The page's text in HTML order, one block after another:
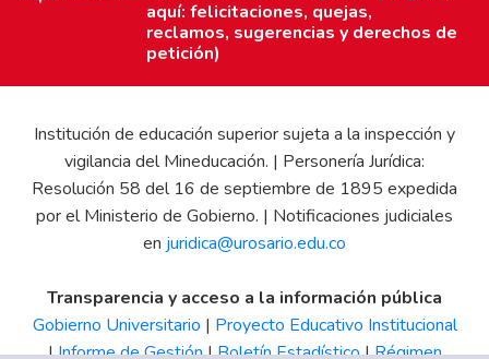
aquí: felicitaciones, quejas,
reclamos, sugerencias y derechos de
petición)
Institución de educación superior sujeta a la inspección y
vigilancia del Mineducación. | Personería Jurídica:
Resolución 58 del 16 de septiembre de 1895 expedida
por el Ministerio de Gobierno. | Notificaciones judiciales
en juridica@urosario.edu.co
Transparencia y acceso a la información pública
Gobierno Universitario | Proyecto Educativo Institucional
|Informe de Gestión|Boletín Estadístico|Régimen